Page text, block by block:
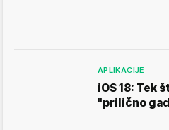
APLIKACIJE
iOS 18: Tek
"prilično